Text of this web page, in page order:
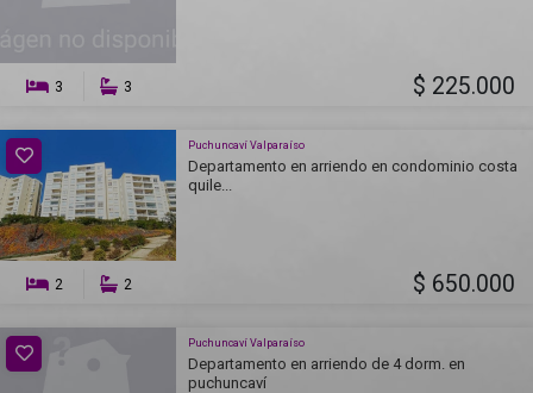
3 3 $ 225.000
Puchuncaví Valparaíso
Departamento en arriendo en condominio costa
quile...
2 2 $ 650.000
Puchuncaví Valparaíso
Departamento en arriendo de 4 dorm. en
puchuncaví